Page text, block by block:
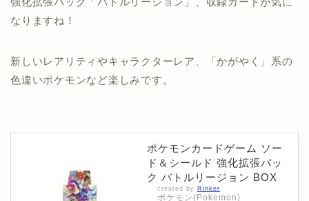
なりますね！
新しいレアリティやキャラクターレア、「かがやく」系の
色違いポケモンなど楽しみです。
ポケモンカードゲーム ソー
ド＆シールド 強化拡張パッ
ク バトルリージョン BOX
created by Rinker
ポケモン(Pokemon)